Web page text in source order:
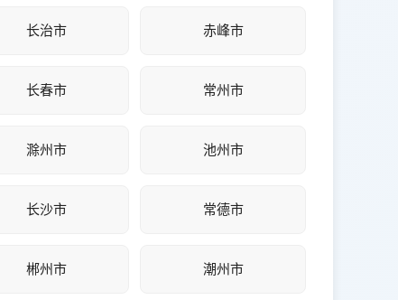
长治市 赤峰市
长春市 常州市
滁州市 池州市
长沙市 常德市
郴州市 潮州市